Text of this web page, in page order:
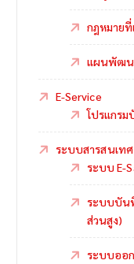
กฎหมายที่
แผนพัฒน
E-Service
โปรแกร
ระบบสารสนเทศ
ระบบ E-
ระบบบัน
ส่วนสูง)
ระบบออ